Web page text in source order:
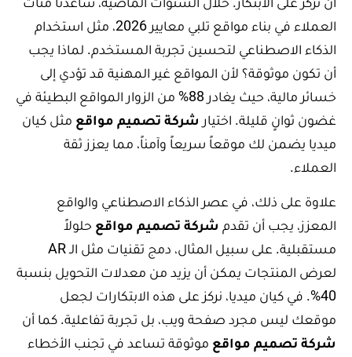
العملاء في بناء مواقع تلبي معايير 2026، مثل استخدام
الذكاء الاصطناعي لتحسين تجربة المستخدم. لماذا يجب
أن تكون موثوقة؟ لأن المواقع غير المهنية قد تؤدي إلى
خسائر مالية، حيث يغادر 88% من الزوار المواقع البطيئة في
غضون ثوانٍ قليلة. اختيار شركة تصميم مواقع مثل كيان
ميديا يضمن لك موقعاً سريعاً وآمناً، مما يعزز ثقة
العملاء.
علاوة على ذلك، في عصر الذكاء الاصطناعي والواقع
المعزز، يجب أن تقدم شركة تصميم مواقع حلولاً
مستقبلية. على سبيل المثال، دمج تقنيات مثل الـ AR
لعرض المنتجات يمكن أن يزيد من معدلات التحويل بنسبة
40%. في كيان ميديا، نركز على هذه الابتكارات لجعل
موقعك ليس مجرد صفحة ويب، بل تجربة تفاعلية. كما أن
شركة تصميم مواقع موثوقة تساعد في تجنب الأخطاء